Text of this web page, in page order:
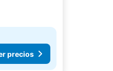
precios